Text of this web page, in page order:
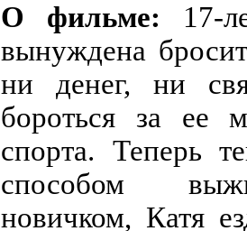
О фильме: 17-
вынуждена
ни денег, ни
бороться за ее
спорта. Теперь
способом
новичком, Катя